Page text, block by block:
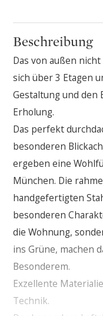
Beschreibung
Das von außen
sich über 3 Etagen
Gestaltung und den
Erholung.
Das perfekt
besonderen
ergeben eine
München. Die
handgefertigten
besonderen
die Wohnung,
ins Grüne, machen
Besonderem.
Exzellente
Technik.